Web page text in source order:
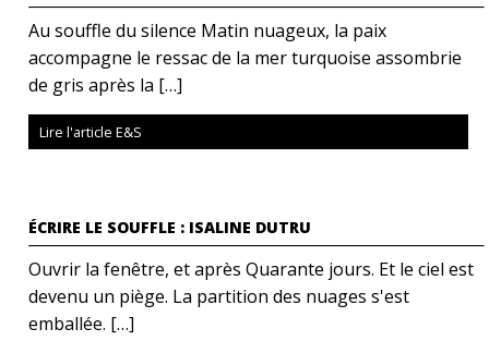
Au souffle du silence Matin nuageux, la paix
accompagne le ressac de la mer turquoise assombrie
de gris après la […]
Lire l'article E&S
ÉCRIRE LE SOUFFLE : ISALINE DUTRU
Ouvrir la fenêtre, et après Quarante jours. Et le ciel est
devenu un piège. La partition des nuages s'est
emballée. […]